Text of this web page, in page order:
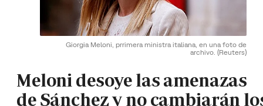
Giorgia Meloni, prrimera ministra italiana, en una foto de
archivo. (Reuters)
Meloni desoye las amenazas
de Sánchez y no cambiarán